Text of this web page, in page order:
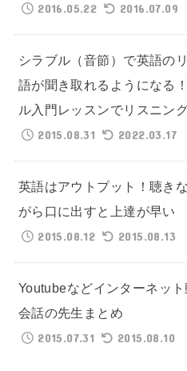
2016.05.22
2016.07.09
シラブル（音節）で英語の
語が聞き取れるようになる
ル入門レッスンでリスニン
2015.08.31
2022.03.17
英語はアウトプット！聴き
がら口に出すと上達が早い
2015.08.12
2015.08.13
Youtubeなどインターネッ
会話の先生まとめ
2015.07.31
2015.08.10